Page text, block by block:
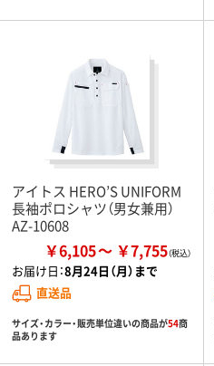
アイトス HERO’S UNIFORM
長袖ポロシャツ（男女兼用）
AZ-10608
￥6,105 ￥7,755
お届け日：8月24日（月）まで
直送品
サイズ・カラー・販売単位違いの商品が54商
品あります